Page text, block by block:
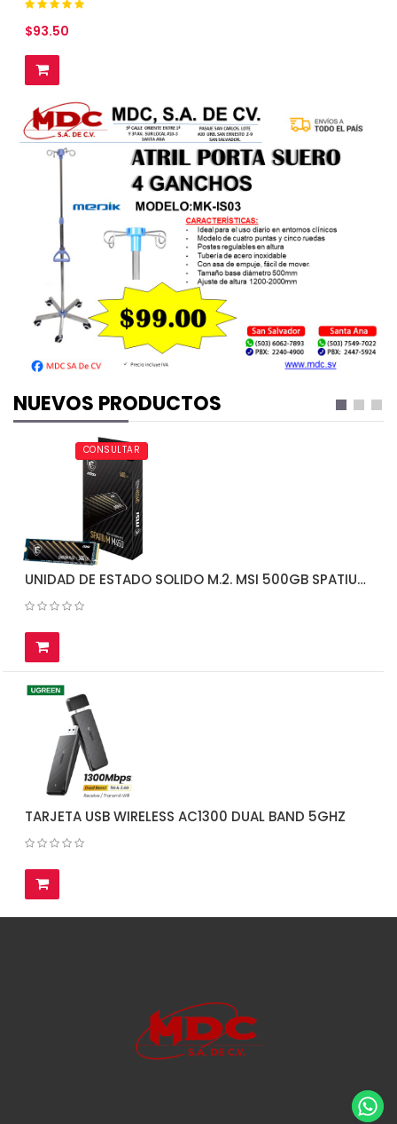
$93.50
NUEVOS PRODUCTOS
CONSULTAR
UNIDAD DE ESTADO SOLIDO M.2. MSI 500GB SPATIUM M450 NVME
TARJETA USB WIRELESS AC1300 DUAL BAND 5GHZ